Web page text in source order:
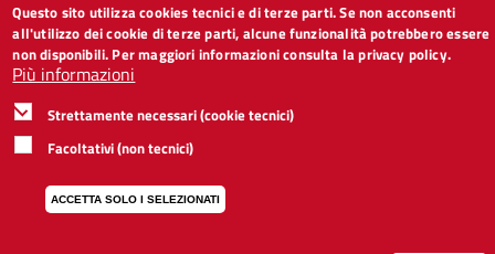
Questo sito utilizza cookies tecnici e di terze parti. Se non acconsenti
all'utilizzo dei cookie di terze parti, alcune funzionalità potrebbero essere
non disponibili. Per maggiori informazioni consulta la privacy policy.
Più informazioni
Strettamente necessari (cookie tecnici)
Facoltativi (non tecnici)
ACCETTA SOLO I SELEZIONATI